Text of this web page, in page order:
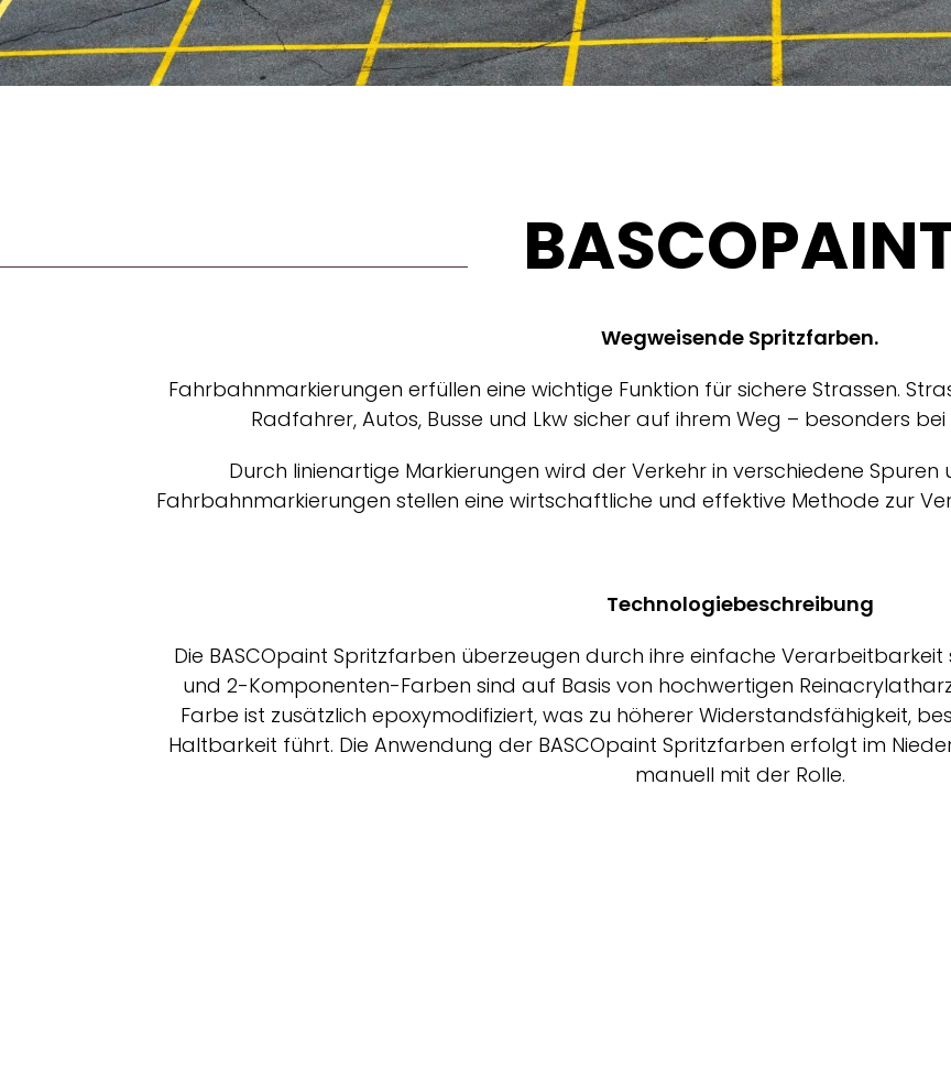
Wegweisende Spritzfarben.
Fahrbahnmarkierungen erfüllen eine wichtige Funktion für sichere Strassen.
Radfahrer, Autos, Busse und Lkw sicher auf ihrem Weg – besonders bei
Durch linienartige Markierungen wird der Verkehr in verschiedene
Fahrbahnmarkierungen stellen eine wirtschaftliche und effektive Methode zur
Technologiebeschreibung
Die BASCOpaint Spritzfarben überzeugen durch ihre einfache Verarbeitbarkeit
und 2-Komponenten-Farben sind auf Basis von hochwertigen
Farbe ist zusätzlich epoxymodifiziert, was zu höherer Widerstandsfähigkeit,
Haltbarkeit führt. Die Anwendung der BASCOpaint Spritzfarben erfolgt im
manuell mit der Rolle.